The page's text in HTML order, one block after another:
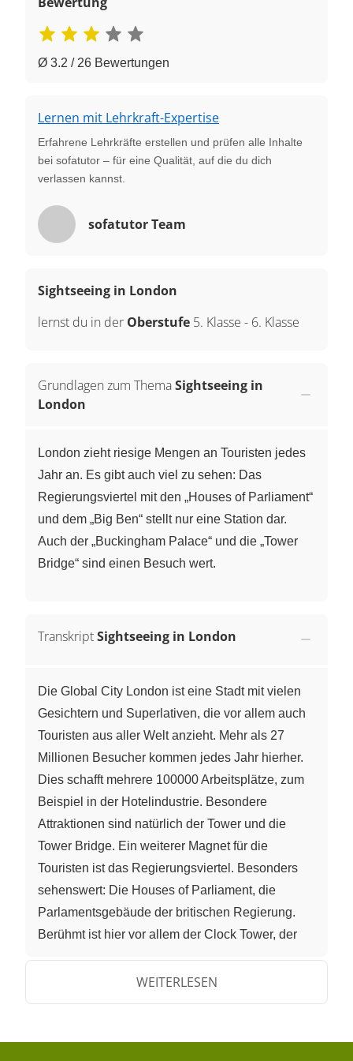
Ø 3.2 / 26 Bewertungen
Lernen mit Lehrkraft-Expertise
Erfahrene Lehrkräfte erstellen und prüfen alle Inhalte
bei sofatutor – für eine Qualität, auf die du dich
verlassen kannst.
sofatutor Team
Sightseeing in London
lernst du in der Oberstufe 5. Klasse - 6. Klasse
Grundlagen zum ThemaSightseeing in
London
London zieht riesige Mengen an Touristen jedes
Jahr an. Es gibt auch viel zu sehen: Das
Regierungsviertel mit den „Houses of Parliament“
und dem „Big Ben“ stellt nur eine Station dar.
Auch der „Buckingham Palace“ und die „Tower
Bridge“ sind einen Besuch wert.
TranskriptSightseeing in London
Die Global City London ist eine Stadt mit vielen
Gesichtern und Superlativen, die vor allem auch
Touristen aus aller Welt anzieht. Mehr als 27
Millionen Besucher kommen jedes Jahr hierher.
Dies schafft mehrere 100000 Arbeitsplätze, zum
Beispiel in der Hotelindustrie. Besondere
Attraktionen sind natürlich der Tower und die
Tower Bridge. Ein weiterer Magnet für die
Touristen ist das Regierungsviertel. Besonders
sehenswert: Die Houses of Parliament, die
Parlamentsgebäude der britischen Regierung.
Berühmt ist hier vor allem der Clock Tower, der
Palast, dem Wohnsitz der Queen, darf nicht
fehlen. Die königlichen Parks, die Royal Parks,
auch für Einheimische, die sich dort vom
WEITERLESEN